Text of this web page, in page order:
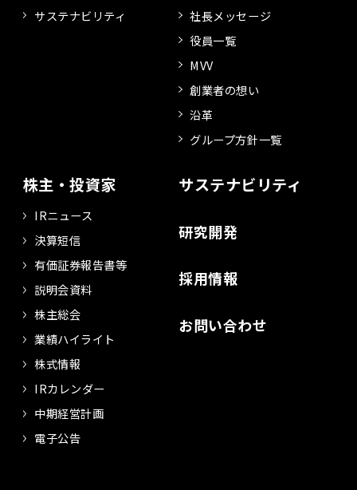
サステナビリティ
社長メッセージ
役員一覧
MVV
創業者の想い
沿革
グループ方針一覧
株主・投資家
IRニュース
決算短信
有価証券報告書等
説明会資料
株主総会
業績ハイライト
株式情報
IRカレンダー
中期経営計画
電子公告
サステナビリティ
研究開発
採用情報
お問い合わせ